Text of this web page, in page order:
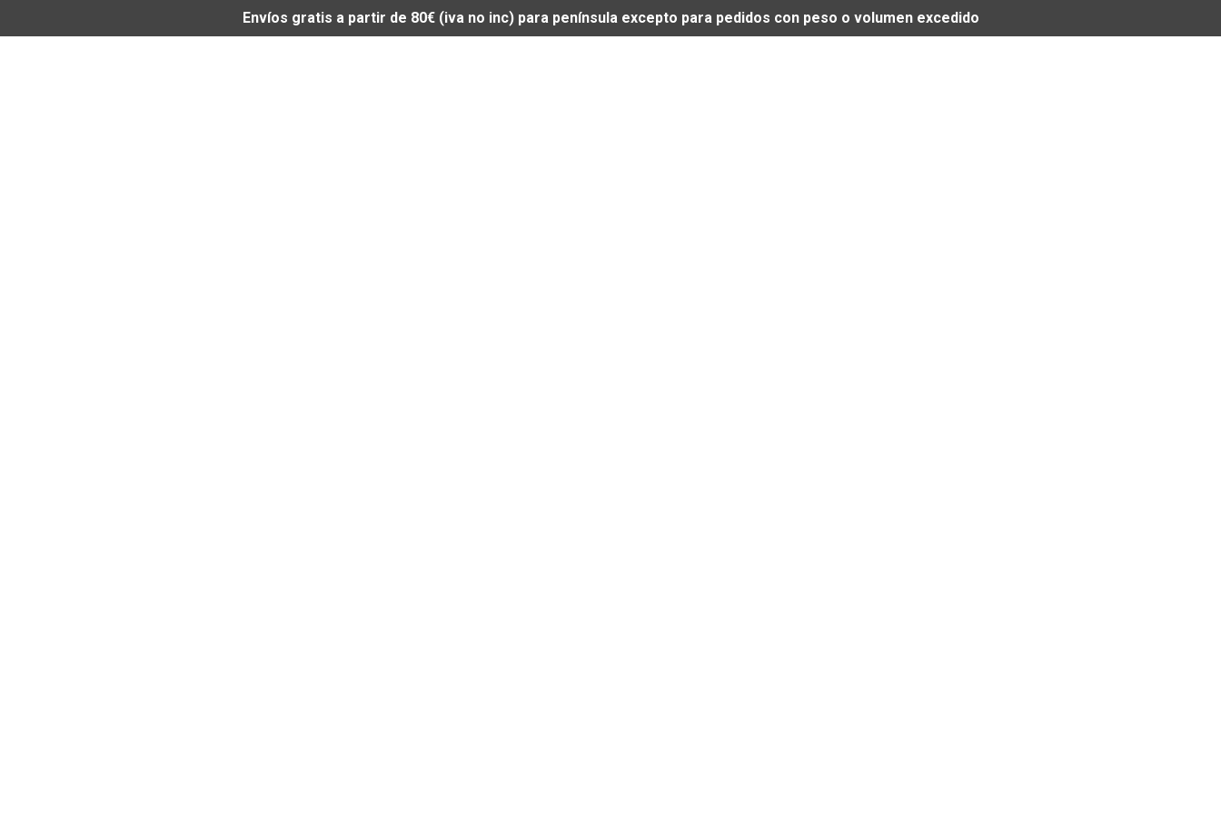
Envíos gratis a partir de 80€ (iva no inc) para península excepto para pedidos con peso o volumen excedido